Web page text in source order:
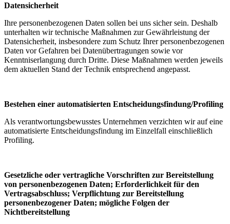
Datensicherheit
Ihre personenbezogenen Daten sollen bei uns sicher sein. Deshalb
unterhalten wir technische Maßnahmen zur Gewährleistung der
Datensicherheit, insbesondere zum Schutz Ihrer personenbezogenen
Daten vor Gefahren bei Datenübertragungen sowie vor
Kenntniserlangung durch Dritte. Diese Maßnahmen werden jeweils
dem aktuellen Stand der Technik entsprechend angepasst.
Bestehen einer automatisierten Entscheidungsfindung/Profiling
Als verantwortungsbewusstes Unternehmen verzichten wir auf eine
automatisierte Entscheidungsfindung im Einzelfall einschließlich
Profiling.
Gesetzliche oder vertragliche Vorschriften zur Bereitstellung
von personenbezogenen Daten; Erforderlichkeit für den
Vertragsabschluss; Verpflichtung zur Bereitstellung
personenbezogener Daten; mögliche Folgen der
Nichtbereitstellung